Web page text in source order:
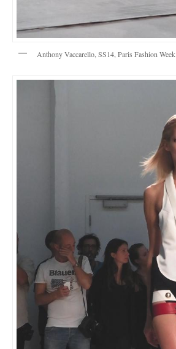
Anthony Vaccarello, SS14, Paris Fashion Week